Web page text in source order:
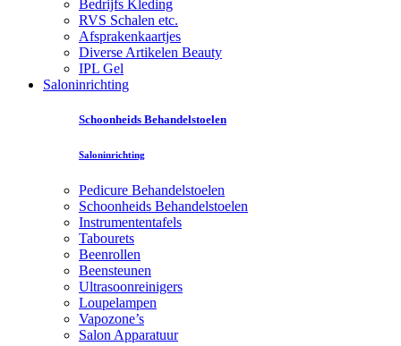
Bedrijfs Kleding
RVS Schalen etc.
Afsprakenkaartjes
Diverse Artikelen Beauty
IPL Gel
Saloninrichting
Schoonheids Behandelstoelen
Saloninrichting
Pedicure Behandelstoelen
Schoonheids Behandelstoelen
Instrumententafels
Tabourets
Beenrollen
Beensteunen
Ultrasoonreinigers
Loupelampen
Vapozone’s
Salon Apparatuur